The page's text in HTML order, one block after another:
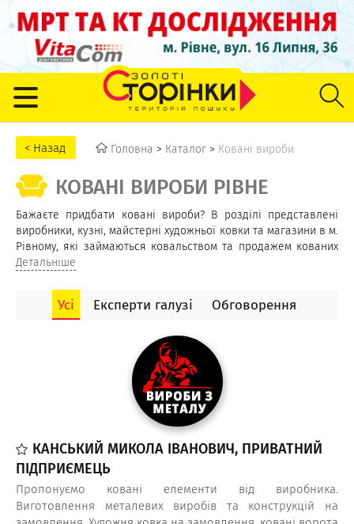
Головна > Каталог > Ковані вироби
КОВАНІ ВИРОБИ РІВНЕ
Бажаєте придбати ковані вироби? В розділі представлені
виробники, кузні, майстерні художньої ковки та магазини в м.
Рівному, які займаються ковальством та продажем кованих
виробів. Пропонують великий асортимент напівфабрикатів
ворота, каміни та аксесуари до них, ковані меблі, мангали,
сходи та перила. Можливо замовити ковану огорожу чи
ворота, а також неповторні ковані предмети для інтер’єру й
екстер’єру будь-якої складності.
Детальніше
Усі Експерти галузі Обговорення
КАНСЬКИЙ МИКОЛА ІВАНОВИЧ, ПРИВАТНИЙ
ПІДПРИЄМЕЦЬ
Пропонуємо ковані елементи від виробника.
Виготовлення металевих виробів та конструкцій на